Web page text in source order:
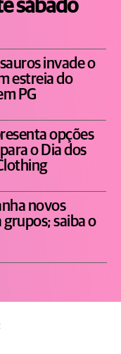
sábado
invade o
estreia do
PG
opções
o Dia dos
novos
grupos; saiba o